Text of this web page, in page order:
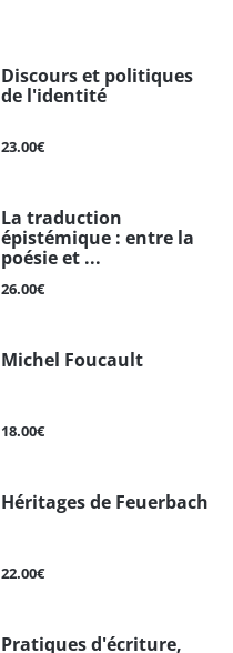
Discours et politiques
de l'identité
23.00€
La traduction
épistémique : entre la
poésie et ...
26.00€
Michel Foucault
18.00€
Héritages de Feuerbach
22.00€
Pratiques d'écriture,